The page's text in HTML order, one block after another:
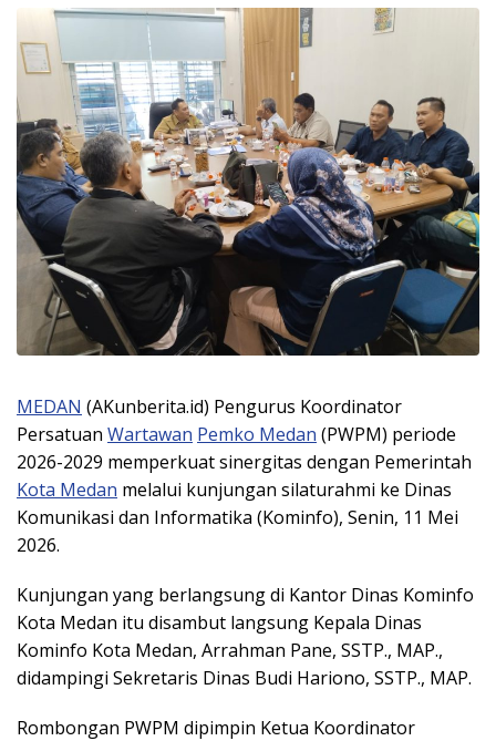
MEDAN (AKunberita.id) Pengurus Koordinator
Persatuan Wartawan Pemko Medan (PWPM) periode
2026-2029 memperkuat sinergitas dengan Pemerintah
Kota Medan melalui kunjungan silaturahmi ke Dinas
Komunikasi dan Informatika (Kominfo), Senin, 11 Mei
2026.
Kunjungan yang berlangsung di Kantor Dinas Kominfo
Kota Medan itu disambut langsung Kepala Dinas
Kominfo Kota Medan, Arrahman Pane, SSTP., MAP.,
didampingi Sekretaris Dinas Budi Hariono, SSTP., MAP.
Rombongan PWPM dipimpin Ketua Koordinator